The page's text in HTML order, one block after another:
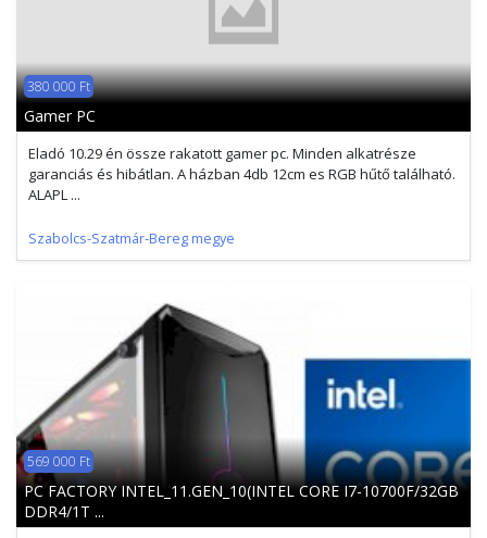
380 000 Ft
Gamer PC
Eladó 10.29 én össze rakatott gamer pc. Minden alkatrésze
garanciás és hibátlan. A házban 4db 12cm es RGB hűtő található.
ALAPL ...
Szabolcs-Szatmár-Bereg megye
569 000 Ft
PC FACTORY INTEL_11.GEN_10(INTEL CORE I7-10700F/32GB
DDR4/1T ...